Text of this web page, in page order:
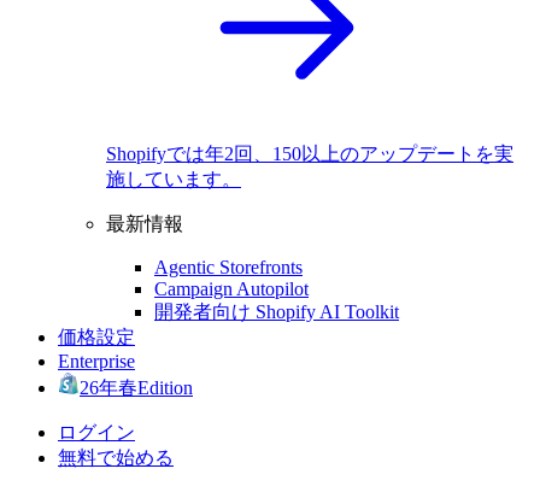
Shopifyでは年2回、150以上のアップデートを実
施しています。
最新情報
Agentic Storefronts
Campaign Autopilot
開発者向け Shopify AI Toolkit
価格設定
Enterprise
26年春Edition
ログイン
無料で始める